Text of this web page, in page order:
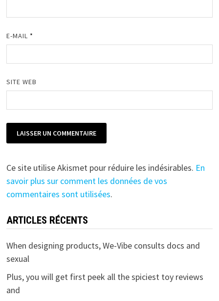
E-MAIL *
SITE WEB
Ce site utilise Akismet pour réduire les indésirables. En
savoir plus sur comment les données de vos
commentaires sont utilisées.
ARTICLES RÉCENTS
When designing products, We-Vibe consults docs and
sexual
Plus, you will get first peek all the spiciest toy reviews
and